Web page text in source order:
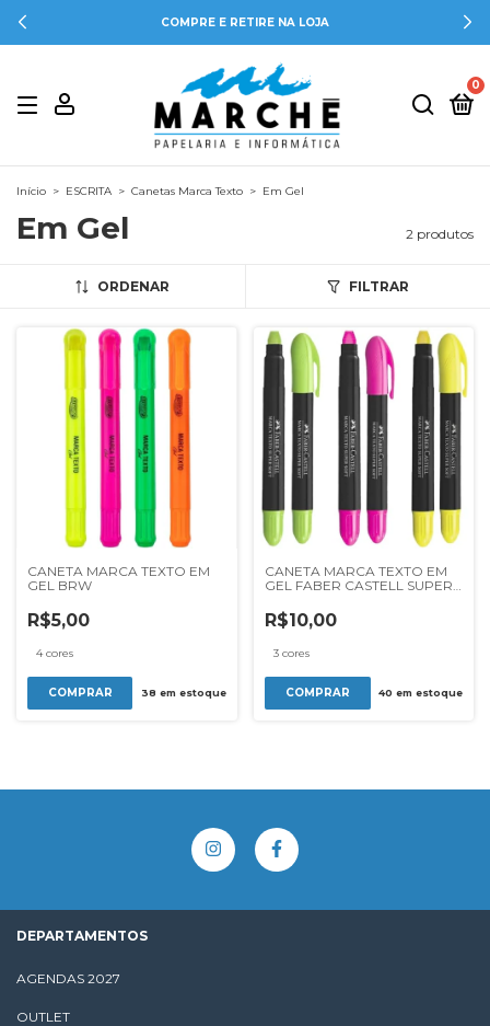
COMPRE E RETIRE NA LOJA
0
Início > ESCRITA > Canetas Marca Texto > Em Gel
Em Gel 2 produtos
ORDENAR FILTRAR
CANETA MARCA TEXTO EM
GEL BRW
R$5,00
4 cores
COMPRAR 38 em estoque
CANETA MARCA TEXTO EM
GEL FABER CASTELL SUPER
R$10,00
3 cores
COMPRAR 40 em estoque
DEPARTAMENTOS
AGENDAS 2027
OUTLET